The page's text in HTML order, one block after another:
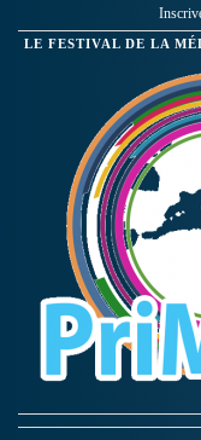
LE FESTIVAL DE LA